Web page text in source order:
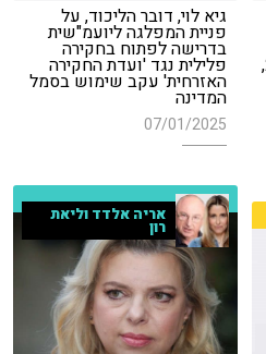
הממשלה החל מאפריל 2024,
גיא לוי, דובר הליכוד, על
פניית המפלגה ליועמ"שית
בדרישה לפתוח בחקירה
פלילית נגד 'ועדת החקירה
האזרחית' עקב שימוש בסמל
המדינה
07/01/2025
אריה אלדד וליאת
רון